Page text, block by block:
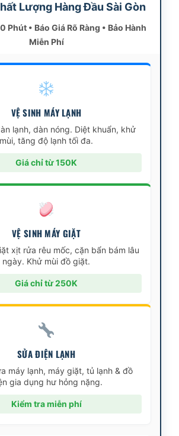
Lượng Hàng Đầu Sài Gòn
Phút • Báo Giá Rõ Ràng • Bảo Hành
Miễn Phí
VỆ SINH MÁY LẠNH
lạnh, dàn nóng. Diệt khuẩn, khử
mùi, tăng độ lạnh tối đa.
Giá chỉ từ 150K
VỆ SINH MÁY GIẶT
xịt rửa rêu mốc, cặn bẩn bám lâu
ngày. Khử mùi đồ giặt.
Giá chỉ từ 250K
SỬA ĐIỆN LẠNH
máy lạnh, máy giặt, tủ lạnh & đồ
gia dụng hư hỏng nặng.
Kiểm tra miễn phí